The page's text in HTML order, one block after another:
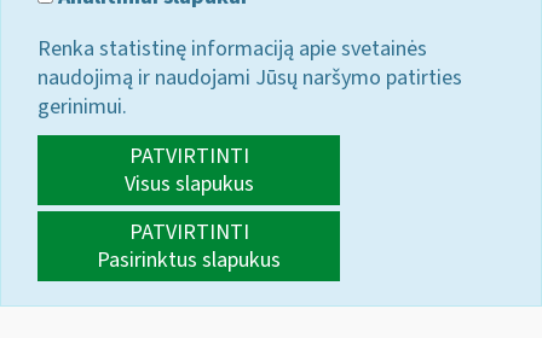
Renka statistinę informaciją apie svetainės
naudojimą ir naudojami Jūsų naršymo patirties
gerinimui.
PATVIRTINTI
Visus slapukus
PATVIRTINTI
Pasirinktus slapukus